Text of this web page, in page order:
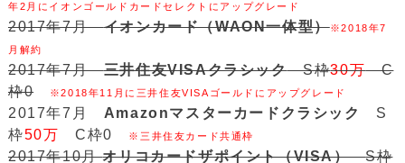
年2月にイオンゴールドカードセレクトにアップグレード
2017年7月イオンカード（WAON一体型）※2018年7
月解約
2017年7月三井住友VISAクラシックS枠30万C
枠0
※2018年11月に三井住友VISAゴールドにアップグレード
2017年7月 Amazonマスターカードクラシック
S
枠50万 C枠0 ※三井住友カード共通枠
2017年10月オリコカードザポイント（VISA）S枠